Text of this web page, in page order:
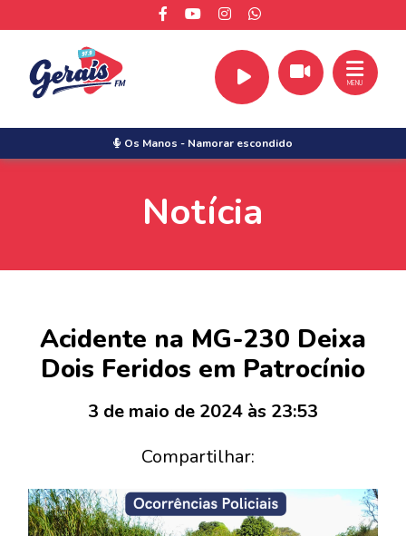
Os Manos - Namorar escondido
MENU
Notícia
Acidente na MG-230 Deixa
Dois Feridos em Patrocínio
3 de maio de 2024 às 23:53
Compartilhar: